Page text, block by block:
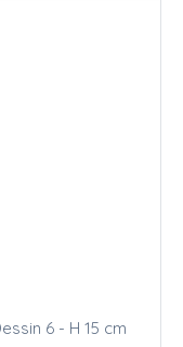
6 - H 15 cm